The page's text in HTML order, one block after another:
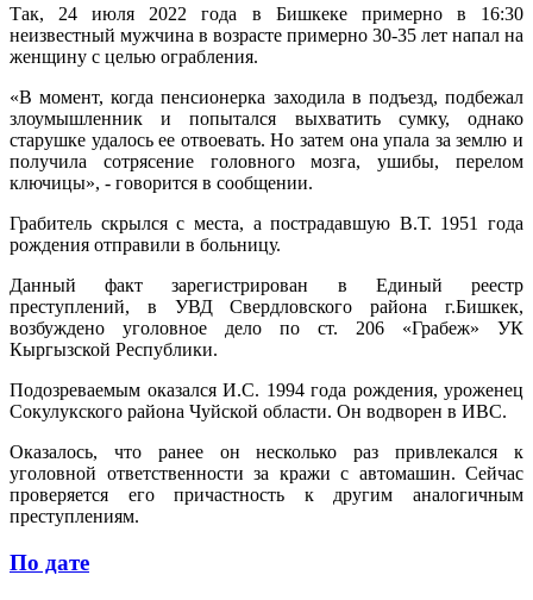
Так, 24 июля 2022 года в Бишкеке примерно в 16:30
неизвестный мужчина в возрасте примерно 30-35 лет напал на
женщину с целью ограбления.
«В момент, когда пенсионерка заходила в подъезд, подбежал
злоумышленник и попытался выхватить сумку, однако
старушке удалось ее отвоевать. Но затем она упала за землю и
получила сотрясение головного мозга, ушибы, перелом
ключицы», - говорится в сообщении.
Грабитель скрылся с места, а пострадавшую В.Т. 1951 года
рождения отправили в больницу.
Данный факт зарегистрирован в Единый реестр
преступлений, в УВД Свердловского района г.Бишкек,
возбуждено уголовное дело по ст. 206 «Грабеж» УК
Кыргызской Республики.
Подозреваемым оказался И.С. 1994 года рождения, уроженец
Сокулукского района Чуйской области. Он водворен в ИВС.
Оказалось, что ранее он несколько раз привлекался к
уголовной ответственности за кражи с автомашин. Сейчас
проверяется его причастность к другим аналогичным
преступлениям.
По дате